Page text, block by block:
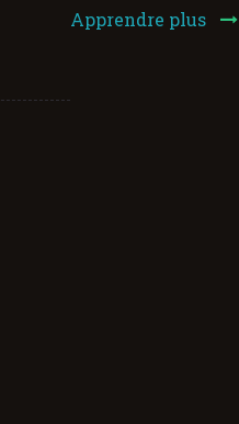
Apprendre plus